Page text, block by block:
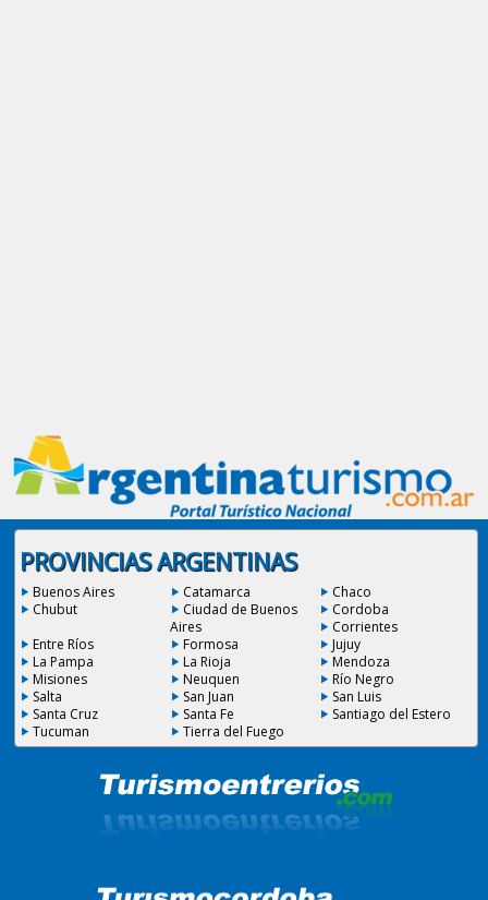
PROVINCIAS ARGENTINAS
Buenos Aires Catamarca
Chaco
Chubut
Ciudad de Buenos
Aires
Cordoba
Corrientes
Entre Ríos
Formosa
Jujuy
La Pampa
La Rioja
Mendoza
Misiones
Neuquen
Río Negro
Salta
San Juan
San Luis
Santa Cruz
Santa Fe
Santiago del Estero
Tucuman
Tierra del Fuego